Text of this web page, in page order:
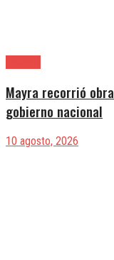
Mayra recorrió
gobierno nacional
10 agosto, 2026